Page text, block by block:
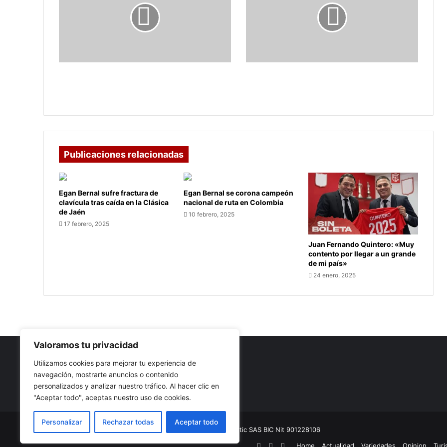
Valoramos tu privacidad
Utilizamos cookies para mejorar tu experiencia de
navegación, mostrarte anuncios o contenido
personalizados y analizar nuestro tráfico. Al hacer clic en
"Aceptar todo", aceptas nuestro uso de cookies.
Personalizar Rechazar todas Aceptar todo
con
Publicaciones relacionadas
Egan Bernal sufre fractura de
clavícula tras caída en la Clásica
de Jaén
17 febrero, 2025
Egan Bernal se corona campeón
nacional de ruta en Colombia
10 febrero, 2025
Juan Fernando Quintero: «Muy
contento por llegar a un grande
de mi país»
24 enero, 2025
Nuestro propósito: Compartir opinión, actualidad y noticias
con la mejor calidad y sin censura.
Comunitic SAS BIC Nit 901228106
Home
Actualidad Variedades Opinion
FacebookYouTubeInstagram